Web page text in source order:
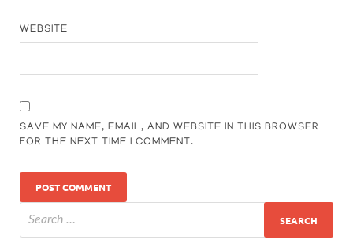
WEBSITE
SAVE MY NAME, EMAIL, AND WEBSITE IN THIS BROWSER
FOR THE NEXT TIME I COMMENT.